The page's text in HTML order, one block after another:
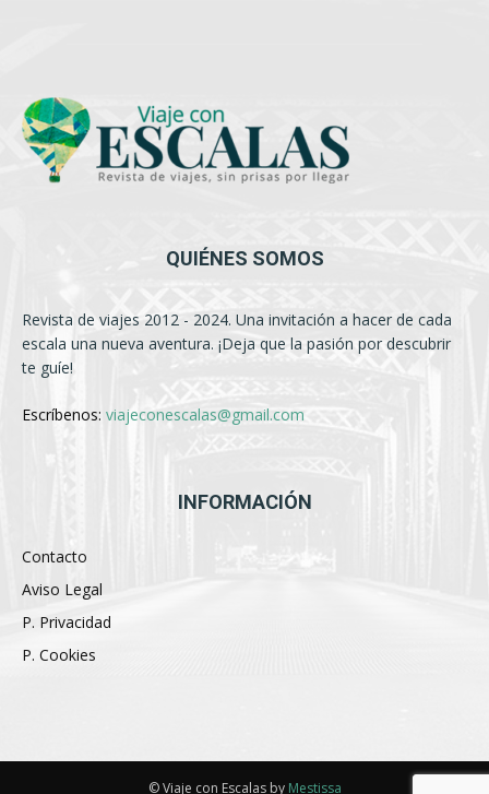
QUIÉNES SOMOS
Revista de viajes 2012 - 2024. Una invitación a hacer de cada
escala una nueva aventura. ¡Deja que la pasión por descubrir
te guíe!
Escríbenos: viajeconescalas@gmail.com
INFORMACIÓN
Contacto
Aviso Legal
P. Privacidad
P. Cookies
© Viaje con Escalas by Mestissa